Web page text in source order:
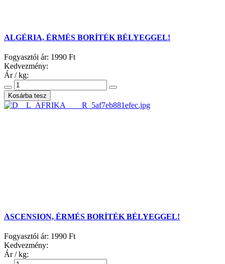
ALGÉRIA, ÉRMÉS BORÍTÉK BÉLYEGGEL!
Fogyasztói ár: 1990 Ft
Kedvezmény:
Ár / kg:
ASCENSION, ÉRMÉS BORÍTÉK BÉLYEGGEL!
Fogyasztói ár: 1990 Ft
Kedvezmény:
Ár / kg: